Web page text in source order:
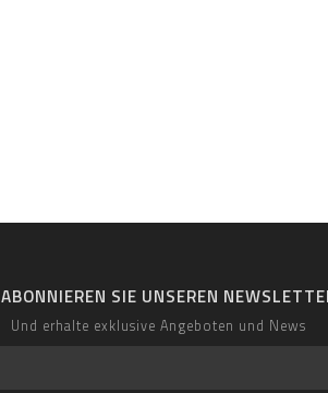
ABONNIEREN SIE UNSEREN
Und erhalte exklusive Angeboten und News